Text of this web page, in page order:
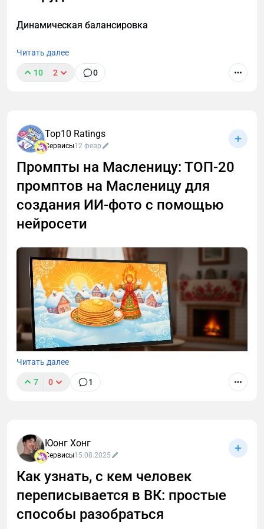
заблокировать спам-звонки на телефоне.
Динамическая балансировка
Читать далее
10 2 0
Top10 Ratings
Сервисы12 февр
Промпты на Масленицу: ТОП-20
промптов на Масленицу для
создания ИИ-фото с помощью
нейросети
найдете 20 готовых промптов для создания
фотореалистичных натюрмортов, народных
гуляний и эффектных кадров с символом
праздника.
Читать далее
7 0 1
Юонг Хонг
Сервисы15.08.2025
Как узнать, с кем человек
переписывается в ВК: простые
способы разобраться